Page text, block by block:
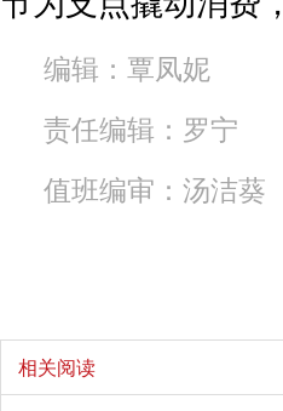
编辑：覃凤妮
责任编辑：罗宁
值班编审：汤洁葵
相关阅读